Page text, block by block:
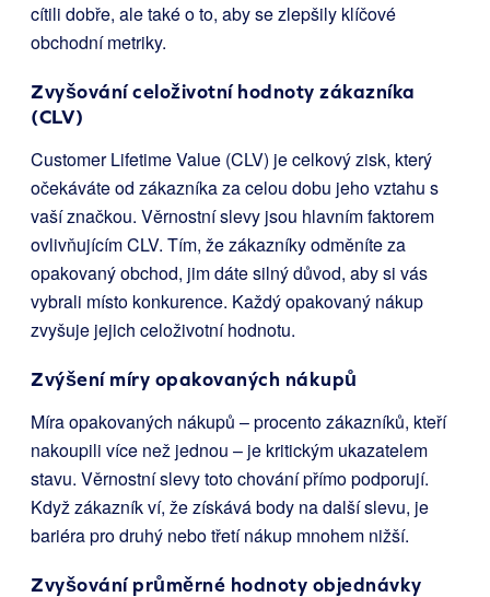
cítili dobře, ale také o to, aby se zlepšily klíčové
obchodní metriky.
Zvyšování celoživotní hodnoty zákazníka
(CLV)
Customer Lifetime Value (CLV) je celkový zisk, který
očekáváte od zákazníka za celou dobu jeho vztahu s
vaší značkou. Věrnostní slevy jsou hlavním faktorem
ovlivňujícím CLV. Tím, že zákazníky odměníte za
opakovaný obchod, jim dáte silný důvod, aby si vás
vybrali místo konkurence. Každý opakovaný nákup
zvyšuje jejich celoživotní hodnotu.
Zvýšení míry opakovaných nákupů
Míra opakovaných nákupů – procento zákazníků, kteří
nakoupili více než jednou – je kritickým ukazatelem
stavu. Věrnostní slevy toto chování přímo podporují.
Když zákazník ví, že získává body na další slevu, je
bariéra pro druhý nebo třetí nákup mnohem nižší.
Zvyšování průměrné hodnoty objednávky